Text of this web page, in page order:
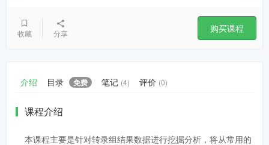
收藏 分享 购买课程
介绍 目录 免费 笔记 (4) 评价 (0)
课程介绍
本课程主要是针对转录组结果数据进行挖掘分析，将从常用的